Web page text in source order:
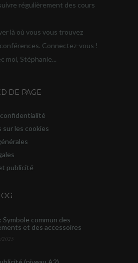
régulièrement des cours
là où vous vous trouvez
Connectez-vous !
moi, Stéphanie...
DE PAGE
sur les cookies
publicité
Symbole commun des
et des accessoires
2025